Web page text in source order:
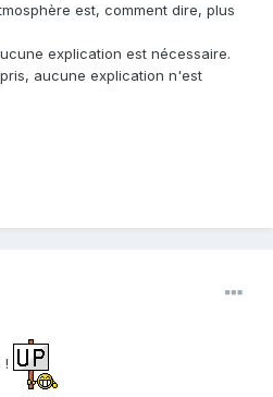
est, comment dire, plus
explication est nécessaire.
aucune explication n'est
!